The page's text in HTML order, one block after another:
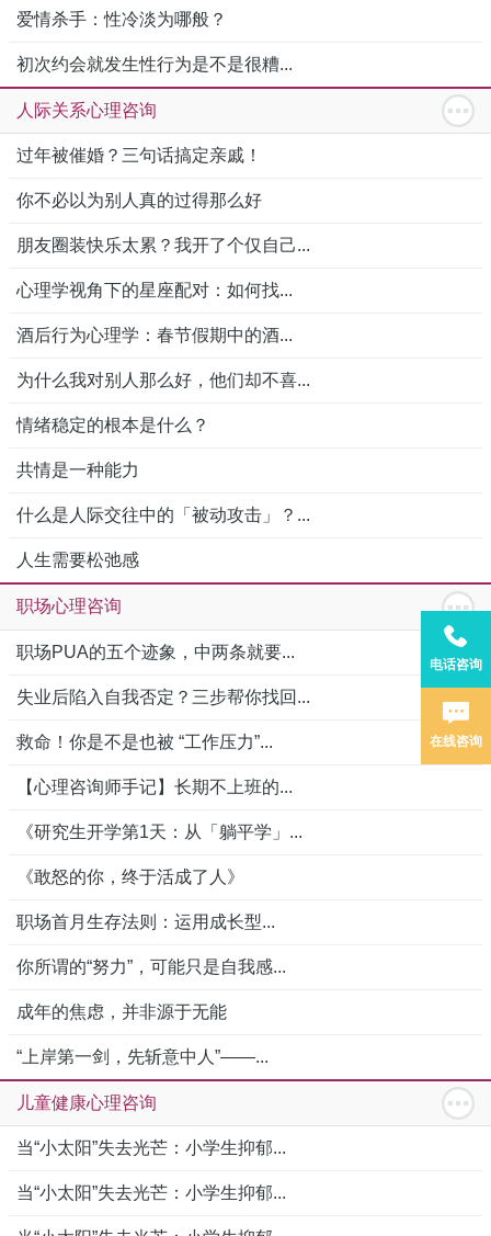
爱情杀手：性冷淡为哪般？
初次约会就发生性行为是不是很糟...
人际关系心理咨询
过年被催婚？三句话搞定亲戚！
你不必以为别人真的过得那么好
朋友圈装快乐太累？我开了个仅自己...
心理学视角下的星座配对：如何找...
酒后行为心理学：春节假期中的酒...
为什么我对别人那么好，他们却不喜...
情绪稳定的根本是什么？
共情是一种能力
什么是人际交往中的「被动攻击」？...
人生需要松弛感
职场心理咨询
职场PUA的五个迹象，中两条就要...
失业后陷入自我否定？三步帮你找回...
救命！你是不是也被 “工作压力”...
【心理咨询师手记】长期不上班的...
《研究生开学第1天：从「躺平学」...
《敢怒的你，终于活成了人》
职场首月生存法则：运用成长型...
你所谓的“努力”，可能只是自我感...
成年的焦虑，并非源于无能
“上岸第一剑，先斩意中人”——...
儿童健康心理咨询
当“小太阳”失去光芒：小学生抑郁...
当“小太阳”失去光芒：小学生抑郁...
电话咨询
在线咨询